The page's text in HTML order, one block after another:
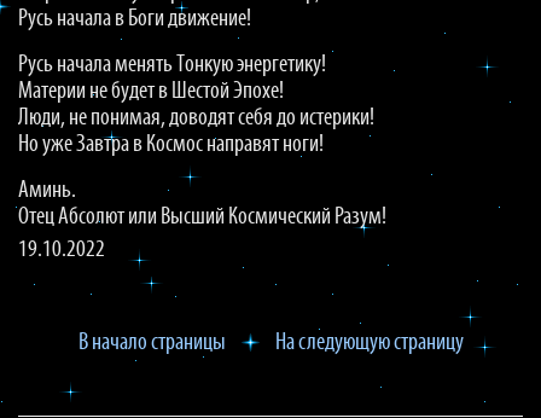
Русь начала в Боги движение!
Русь начала менять Тонкую энергетику!
Материи не будет в Шестой Эпохе!
Люди, не понимая, доводят себя до истерики!
Но уже Завтра в Космос направят ноги!
Аминь.
Отец Абсолют или Высший Космический Разум!
19.10.2022
В начало страницы На следующую страницу